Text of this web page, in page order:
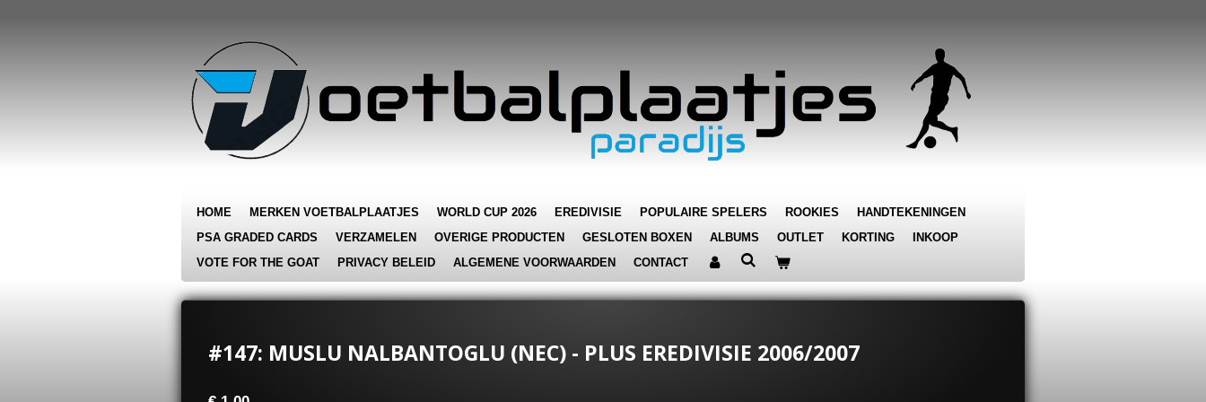
HOME MERKEN VOETBALPLAATJES WORLD CUP 2026 EREDIVISIE POPULAIRE SPELERS ROOKIES
HANDTEKENINGEN
PSA GRADED CARDS
VERZAMELEN OVERIGE PRODUCTEN GESLOTEN BOXEN ALBUMS OUTLET KORTING
INKOOP
VOTE FOR THE GOAT
PRIVACY BELEID ALGEMENE VOORWAARDEN CONTACT
#147: MUSLU NALBANTOGLU (NEC) - PLUS EREDIVISIE 2006/2007